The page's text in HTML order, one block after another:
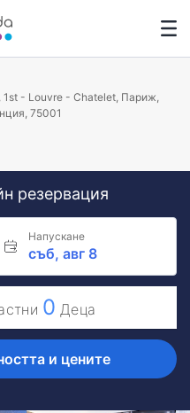
1st - Louvre - Chatelet, Париж,
75001
резервация
Напускане
съб, авг 8
0 Деца
и цените